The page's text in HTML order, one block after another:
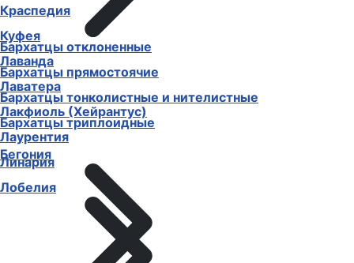
Бархатцы отклоненные
Бархатцы прямостоячие
Бархатцы тонколистные и нителистные
Бархатцы триплоидные
Бегония
Краспедия
Куфея
Лаванда
Лаватера
Лакфиоль (Хейрантус)
Лаурентия
Линария
Лобелия